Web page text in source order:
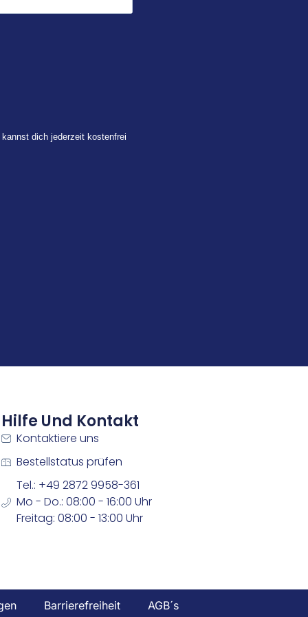
dich jederzeit kostenfrei
Hilfe Und Kontakt
Kontaktiere uns
Bestellstatus prüfen
Tel.: +49 2872 9958-361
Mo - Do.: 08:00 - 16:00 Uhr
Freitag: 08:00 - 13:00 Uhr
Barrierefreiheit AGB´s